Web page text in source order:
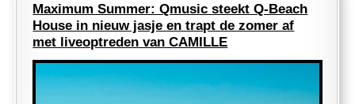
Maximum Summer: Qmusic steekt Q-Beach
House in nieuw jasje en trapt de zomer af
met liveoptreden van CAMILLE